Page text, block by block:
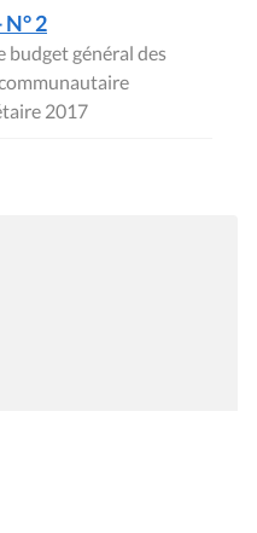
2
budget général des
2017